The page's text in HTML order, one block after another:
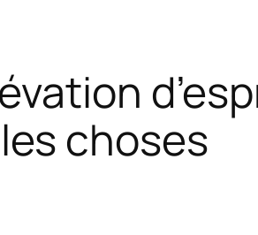
choses